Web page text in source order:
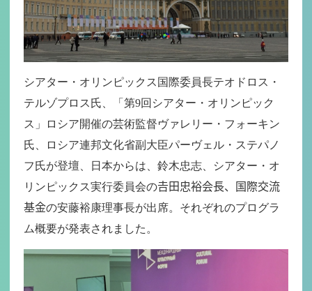
シアター・オリンピックス国際委員長テオドロス・
テルゾプロス氏、「第9回シアター・オリンピック
ス」ロシア開催の芸術監督ヴァレリー・フォーキン
氏、ロシア連邦文化省副大臣パーヴェル・ステパノ
フ氏が登壇、日本からは、鈴木忠志、シアター・オ
リンピックス実行委員会の𠮷田忠裕会長、国際交流
基金の安藤裕康理事長が出席。それぞれのプログラ
ム概要が発表されました。